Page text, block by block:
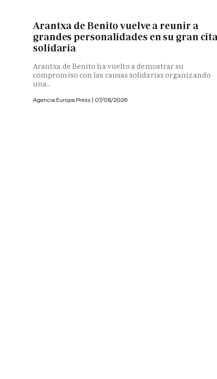
Arantxa de Benito vuelve a reunir a
grandes personalidades en su gran
solidaria
Arantxa de Benito ha vuelto a demostrar su
compromiso con las causas solidarias organizando
una...
Agencia Europa Press | 07/08/2026